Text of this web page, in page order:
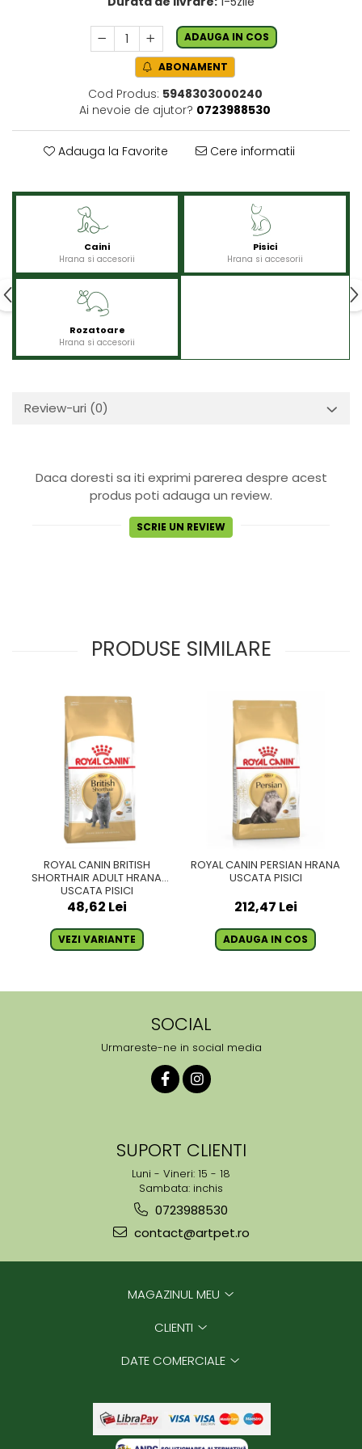
ADAUGA IN COS
ABONAMENT
Cod Produs: 5948303000240
Ai nevoie de ajutor? 0723988530
Adauga la Favorite Cere informatii
Caini
Hrana si accesorii
Pisici
Hrana si accesorii
Rozatoare
Hrana si accesorii
Review-uri (0)
Daca doresti sa iti exprimi parerea despre acest
produs poti adauga un review.
SCRIE UN REVIEW
PRODUSE SIMILARE
ROYAL CANIN BRITISH
SHORTHAIR ADULT HRANA
USCATA PISICI
48,62 Lei
VEZI VARIANTE
ROYAL CANIN PERSIAN HRANA
USCATA PISICI
212,47 Lei
ADAUGA IN COS
SOCIAL
Urmareste-ne in social media
SUPORT CLIENTI
Luni - Vineri: 15 - 18
Sambata: inchis
0723988530
contact@artpet.ro
MAGAZINUL MEU
CLIENTI
DATE COMERCIALE